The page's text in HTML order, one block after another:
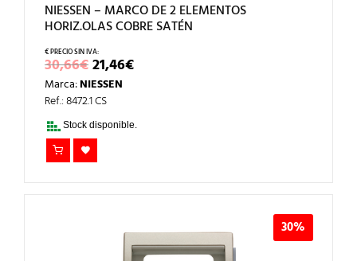
NIESSEN – MARCO DE 2 ELEMENTOS
HORIZ.OLAS COBRE SATÉN
30,66€EL
PRECIO
ORIGINAL
ERA:
30,66€.
21,46€EL
PRECIO
Marca:NIESSEN
Ref.: 8472.1 CS
Stock disponible.
30%